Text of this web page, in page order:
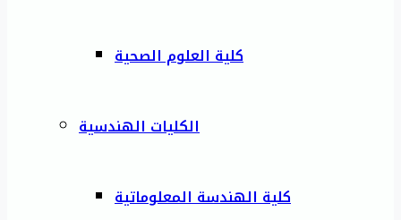
كلية العلوم الصحية
الكليات الهندسية
كلية الهندسة المعلوماتية